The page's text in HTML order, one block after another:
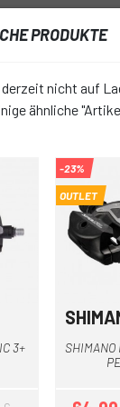
PRODUKTE
nicht auf
ähnliche
3+
-23%
OUTLET
SHIMANO